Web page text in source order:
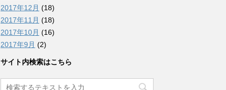
2017年12月 (18)
2017年11月 (18)
2017年10月 (16)
2017年9月 (2)
サイト内検索はこちら